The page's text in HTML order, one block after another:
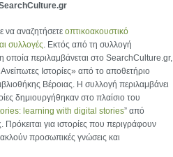
gr
να αναζητήσετε οπτικοακουστικό
συλλογές. Εκτός από τη συλλογή
οποία περιλαμβάνεται στο SearchCulture.gr,
Ιστορίες» από το αποθετήριο
Βέροιας. Η συλλογή περιλαμβάνει
δημιουργήθηκαν στο πλαίσιο του
learning with digital stories” από
Πρόκειται για ιστορίες που περιγράφουν
προσωπικές γνώσεις και